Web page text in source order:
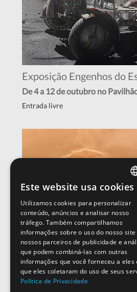
Exposição Engenhos do
De 4 a 12 de outubro no
Entrada livre
Próxima Paragem:
Reveja a sessão!
Este website usa cookies
Utilizamos cookies para personalizar
conteúdo, anúncios e analisar nosso
tráfego. Também compartilhamos
informações sobre o uso do nosso site
nossos parceiros de publicidade e
que podem combiná-las com outras
informações que você forneceu a eles
que eles coletaram do uso de seus
Política de Privacidade